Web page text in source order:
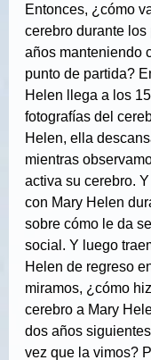
Entonces, ¿cómo
cerebro durante los
años manteniendo
punto de partida?
Helen llega a los
fotografías del
Helen, ella
mientras
activa su cerebro.
con Mary Helen
sobre cómo le da
social. Y luego
Helen de regreso
miramos, ¿cómo
cerebro a Mary
dos años
vez que la vimos?